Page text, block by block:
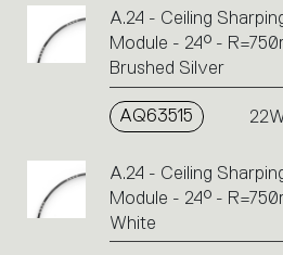
A.24 - Ceiling
Module - 24° -
Brushed Silver
AQ63515
A.24 - Ceiling
Module - 24° -
White